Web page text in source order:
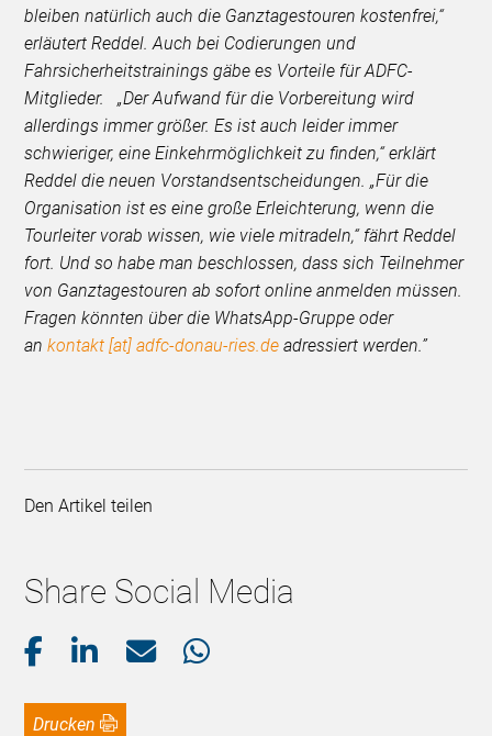
bleiben natürlich auch die Ganztagestouren kostenfrei,“
erläutert Reddel. Auch bei Codierungen und
Fahrsicherheitstrainings gäbe es Vorteile für ADFC-
Mitglieder. „Der Aufwand für die Vorbereitung wird
allerdings immer größer. Es ist auch leider immer
schwieriger, eine Einkehrmöglichkeit zu finden,“ erklärt
Reddel die neuen Vorstandsentscheidungen. „Für die
Organisation ist es eine große Erleichterung, wenn die
Tourleiter vorab wissen, wie viele mitradeln,“ fährt Reddel
fort. Und so habe man beschlossen, dass sich Teilnehmer
von Ganztagestouren ab sofort online anmelden müssen.
Fragen könnten über die WhatsApp-Gruppe oder
ankontakt [at] adfc-donau-ries.de adressiert werden.”
Den Artikel teilen
Share Social Media
Drucken